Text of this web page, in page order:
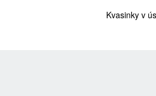
Kvasinky v